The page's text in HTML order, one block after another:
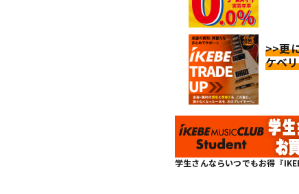
>>更
ケベ
学生さんならいつでもお得『